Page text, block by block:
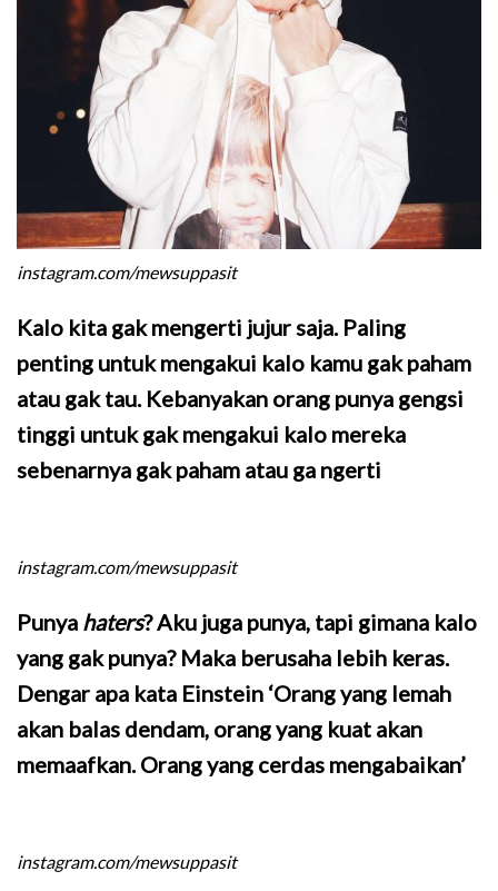
instagram.com/mewsuppasit
Kalo kita gak mengerti jujur saja. Paling
penting untuk mengakui kalo kamu gak paham
atau gak tau. Kebanyakan orang punya gengsi
tinggi untuk gak mengakui kalo mereka
sebenarnya gak paham atau ga ngerti
instagram.com/mewsuppasit
Punya haters? Aku juga punya, tapi gimana kalo
yang gak punya? Maka berusaha lebih keras.
Dengar apa kata Einstein ‘Orang yang lemah
akan balas dendam, orang yang kuat akan
memaafkan. Orang yang cerdas mengabaikan’
instagram.com/mewsuppasit